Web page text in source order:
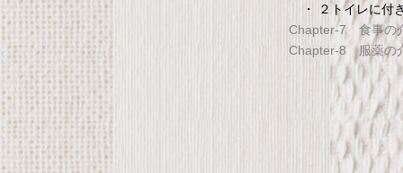
タンスのゲン 介護用ベッドテー
ブル キャスター付き 伸縮式 高さ
調節可能 Licht リヒト
65090050BR
てる「乗るピタ機能」搭
組成計 ホワイト BC-754-
・ ２トイレに付
Chapter-7 食事の
Chapter-8 服薬の